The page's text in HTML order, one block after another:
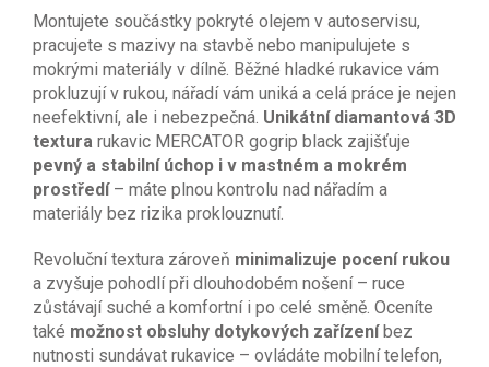
Montujete součástky pokryté olejem v autoservisu,
pracujete s mazivy na stavbě nebo manipulujete s
mokrými materiály v dílně. Běžné hladké rukavice vám
prokluzují v rukou, nářadí vám uniká a celá práce je nejen
neefektivní, ale i nebezpečná. Unikátní diamantová 3D
textura rukavic MERCATOR gogrip black zajišťuje
pevný a stabilní úchop i v mastném a mokrém
prostředí– máte plnou kontrolu nad nářadím a
materiály bez rizika proklouznutí.
Revoluční textura zároveň minimalizuje pocení rukou
a zvyšuje pohodlí při dlouhodobém nošení – ruce
zůstávají suché a komfortní i po celé směně. Oceníte
také možnost obsluhy dotykových zařízeníbez
nutnosti sundávat rukavice – ovládáte mobilní telefon,